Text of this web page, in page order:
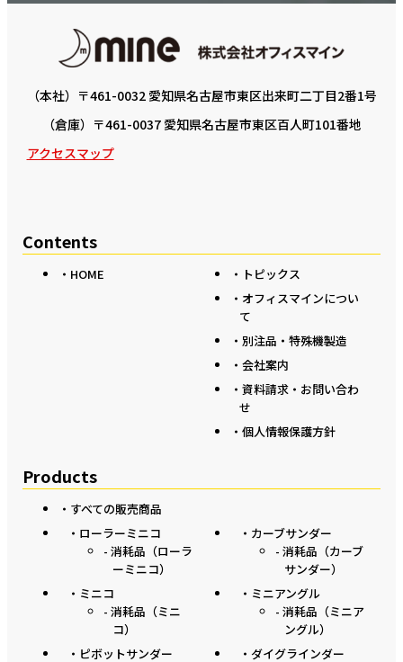
（本社）〒461-0032 愛知県名古屋市東区出来町二丁目2番1号
（倉庫）〒461-0037 愛知県名古屋市東区百人町101番地
アクセスマップ
Contents
・HOME
・トピックス
・オフィスマインについ
て
・別注品・特殊機製造
・会社案内
・資料請求・お問い合わ
せ
・個人情報保護方針
Products
・すべての販売商品
・ローラーミニコ
- 消耗品（ローラ
ーミニコ）
・ミニコ
- 消耗品（ミニ
コ）
・ピボットサンダー
・カーブサンダー
- 消耗品（カーブ
サンダー）
・ミニアングル
- 消耗品（ミニア
ングル）
・ダイグラインダー